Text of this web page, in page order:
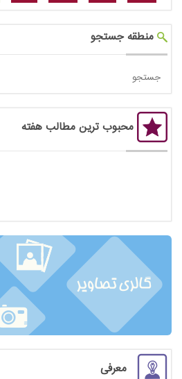
منطقه جستجو
محبوب ترین مطالب هفته
معرفی